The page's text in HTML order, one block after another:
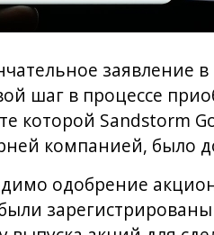
шаг в процессе
которой Sandstorm
компанией, было
одобрение